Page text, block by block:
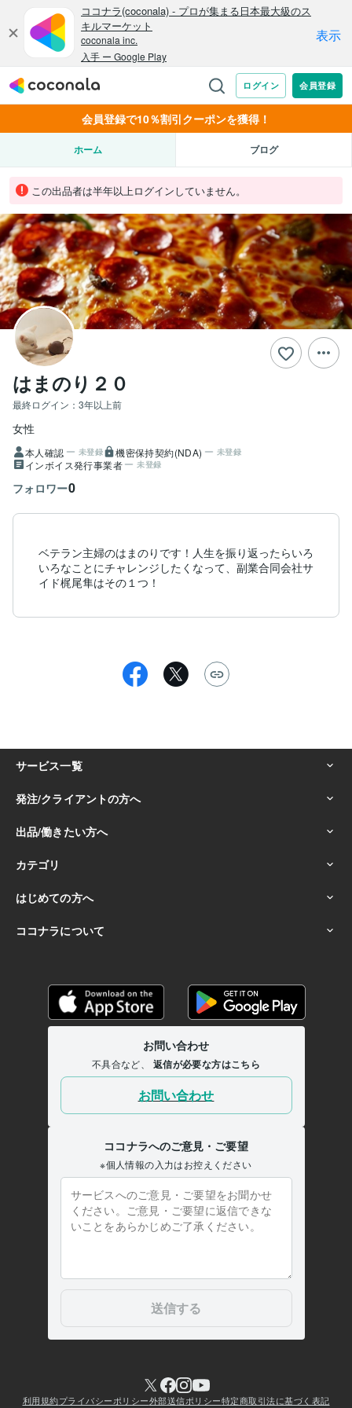
会員登録で10％割引クーポンを獲得！
ホーム ブログ
この出品者は半年以上ログインしていません。
はまのり２０
最終ログイン： 3年以上前
女性
本人確認 未登録 機密保持契約(NDA) 未登録
インボイス発行事業者 未登録
フォロワー0
ベテラン主婦のはまのりです！人生を振り返ったらいろ
いろなことにチャレンジしたくなって、副業合同会社サ
イド梶尾隼はその１つ！